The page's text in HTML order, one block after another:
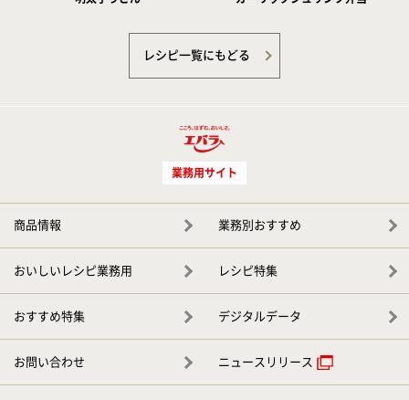
レシピ一覧にもどる
業務用サイト
商品情報 業務別おすすめ
おいしいレシピ業務用 レシピ特集
おすすめ特集 デジタルデータ
お問い合わせ ニュースリリース